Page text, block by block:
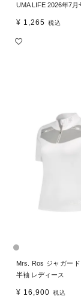
UMA LIFE 2026年7月
¥ 1,265 税込
Mrs. Ros ジャガー
半袖 レディース
¥ 16,900 税込